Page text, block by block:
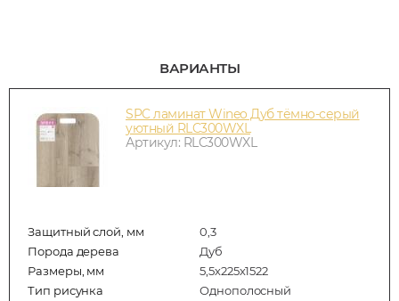
ВАРИАНТЫ
SPC ламинат Wineo Дуб тёмно-серый
уютный RLC300WXL
Артикул: RLC300WXL
Защитный слой, мм
0,3
Порода дерева
Дуб
Размеры, мм
5,5х225х1522
Тип рисунка
Однополосный